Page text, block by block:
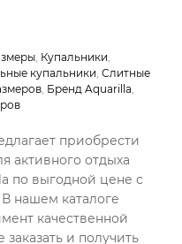
Купальники
купальники Слитные
Бренд Aquarilla
приобрести
активного отдыха
по выгодной цене с
нашем каталоге
качественной
и получить